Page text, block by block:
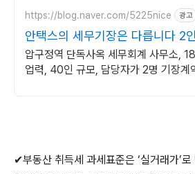
https://blog.naver.com/5225nice 광고
안택스의 세무기장은 다릅니다 2
당 케어로 즉시 소통
압구정역 단독사옥 세무회계 사무소,
업력, 40인 규모, 담당자가 2명 기장계
✔부동산 취득세 과세표준은 ‘실거래가’로